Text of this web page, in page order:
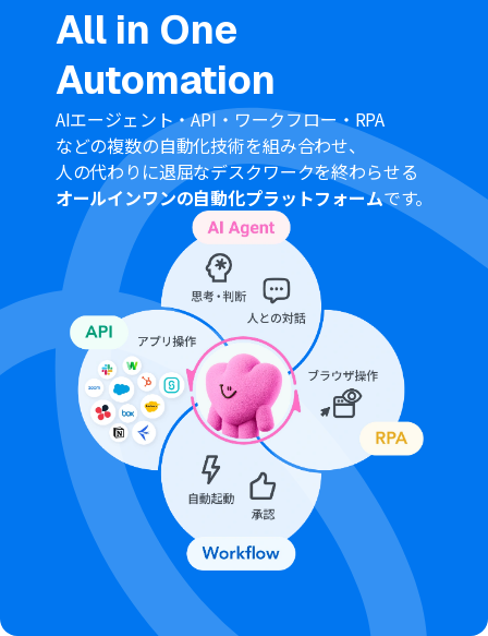
携してください。
トリガーは5分、10分、15分、30分、60分の間隔で起動
プランによって最短の起動間隔が異なりますので、ご注意
ください。
Microsoft365（旧Office365）には、家庭向けプランと一
般法人向けプラン（Microsoft365 Business）があり、一
般法人向けプランに加入していない場合には認証に失敗
する可能性があります。
All in One
Automation
AIエージェント・API・ワークフロー・RPA
などの複数の自動化技術を組み合わせ、
人の代わりに退屈なデスクワークを終わらせる
オールインワンの自動化プラットフォームです。